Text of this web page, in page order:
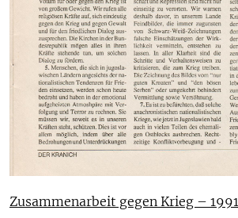
Zusammenarbeit gegen Krieg – 1991